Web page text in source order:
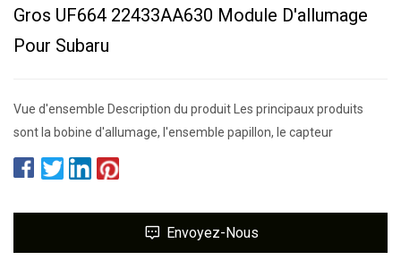
Gros UF664 22433AA630 Module D'allumage
Pour Subaru
Vue d'ensemble Description du produit Les principaux produits
sont la bobine d'allumage, l'ensemble papillon, le capteur
Envoyez-Nous